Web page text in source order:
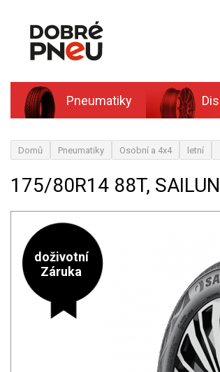
Pneumatiky
Domů Pneumatiky Osobní a 4x4 letní
175/80R14 88T,
doživotní
Záruka